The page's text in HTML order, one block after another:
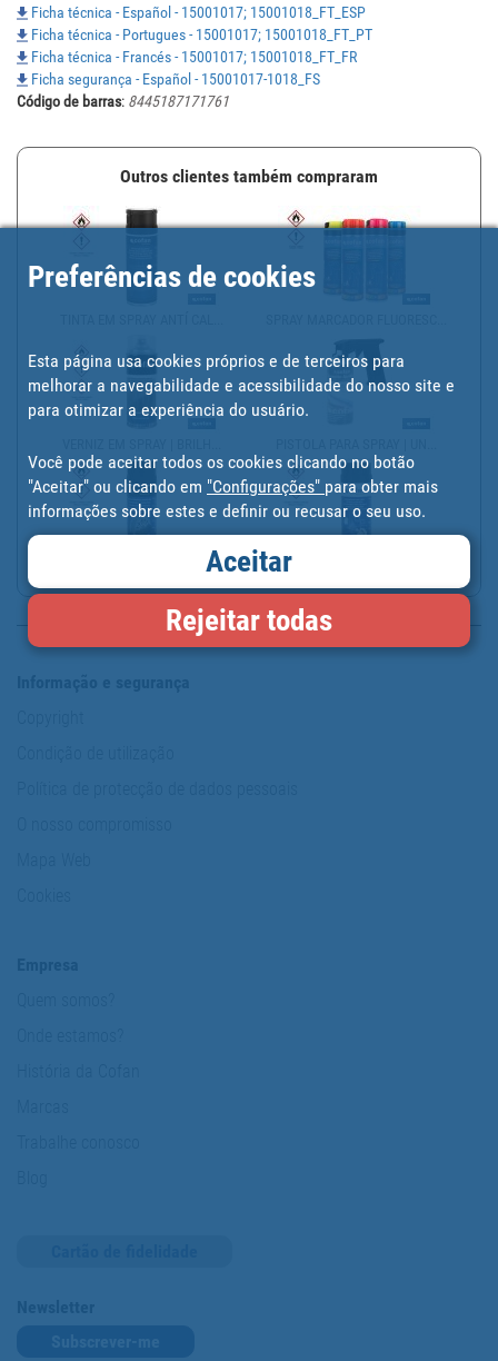
Ficha técnica - Español - 15001017; 15001018_FT_ESP
Ficha técnica - Portugues - 15001017; 15001018_FT_PT
Ficha técnica - Francés - 15001017; 15001018_FT_FR
Ficha segurança - Español - 15001017-1018_FS
Código de barras: 8445187171761
Outros clientes também compraram
TINTA PROTETORA ESPECIA... COBRE MANCHAS EM SPRAY ...
Preferências de cookies
Esta página usa cookies próprios e de terceiros para
melhorar a navegabilidade e acessibilidade do nosso site e
para otimizar a experiência do usuário.
Você pode aceitar todos os cookies clicando no botão
"Aceitar" ou clicando em "Configurações" para obter mais
informações sobre estes e definir ou recusar o seu uso.
Aceitar
Rejeitar todas